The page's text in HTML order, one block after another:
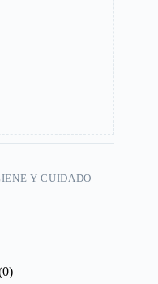
Y CUIDADO